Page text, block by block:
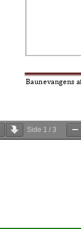
Side 1 / 3